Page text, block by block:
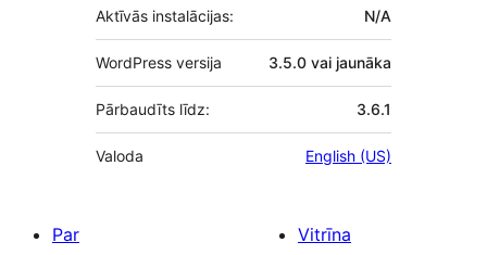
Aktīvās instalācijas: N/A
WordPress versija 3.5.0 vai jaunāka
Pārbaudīts līdz: 3.6.1
Valoda English (US)
Par
Vitrīna